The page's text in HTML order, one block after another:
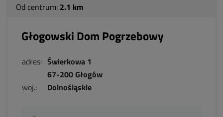
Od centrum: 2.1 km
Głogowski Dom Pogrzebowy
adres: Świerkowa 1
67-200 Głogów
woj.:
Dolnośląskie